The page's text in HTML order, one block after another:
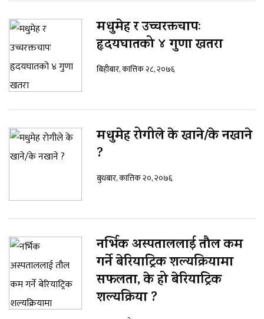
मधुमेह र उच्चरक्तचापः
हृदयघातको ४ गुणा खतरा
बिहीबार, कात्तिक २८, २०७६
मधुमेह रोगीले के खाने/के नखाने
?
बुधबार, कात्तिक २०, २०७६
नर्भिक अस्पताललाई तौल कम
गर्ने बेरियाट्रिक शल्यक्रियामा
सफलता, के हो बेरियाट्रिक
शल्यक्रिया ?